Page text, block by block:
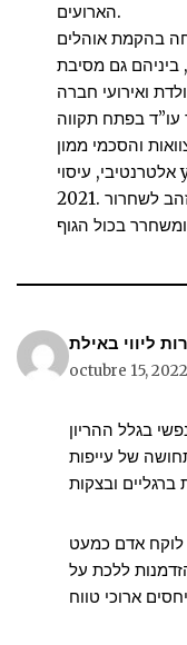
הארועים.
בהקמת אוהלים
ביניהם גם מסיבת
זהב לשחרור
ליווי באילת
octubre 15,
בגלל ההריון
של עייפות
לוקח אדם כמעט
ללכת על